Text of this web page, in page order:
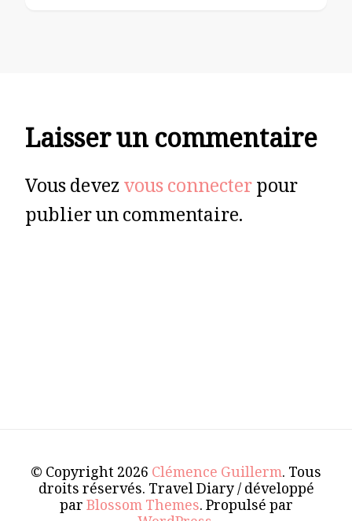
Laisser un commentaire
Vous devezvous connecterpour
publier un commentaire.
© Copyright 2026 Clémence Guillerm. Tous
droits réservés. Travel Diary / développé
parBlossom Themes. Propulsé par